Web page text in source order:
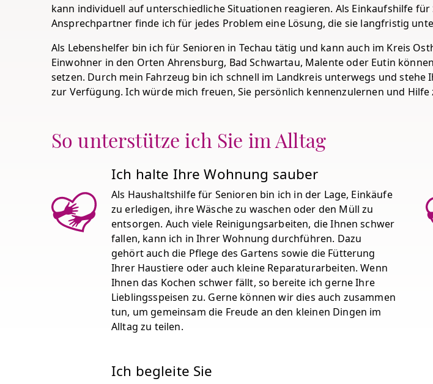
kann individuell auf unterschiedliche Situationen reagieren. Als Einkaufshilfe
Ansprechpartner finde ich für jedes Problem eine Lösung, die sie langfristig
Als Lebenshelfer bin ich für Senioren in Techau tätig und kann auch im Kreis
Einwohner in den Orten Ahrensburg, Bad Schwartau, Malente oder Eutin
setzen. Durch mein Fahrzeug bin ich schnell im Landkreis unterwegs und stehe
zur Verfügung. Ich würde mich freuen, Sie persönlich kennenzulernen und Hilfe
So unterstütze ich Sie im Alltag
Ich halte Ihre Wohnung sauber
Als Haushaltshilfe für Senioren bin ich in der Lage, Einkäufe
zu erledigen, ihre Wäsche zu waschen oder den Müll zu
entsorgen. Auch viele Reinigungsarbeiten, die Ihnen schwer
fallen, kann ich in Ihrer Wohnung durchführen. Dazu
gehört auch die Pflege des Gartens sowie die Fütterung
Ihrer Haustiere oder auch kleine Reparaturarbeiten. Wenn
Ihnen das Kochen schwer fällt, so bereite ich gerne Ihre
Lieblingsspeisen zu. Gerne können wir dies auch zusammen
tun, um gemeinsam die Freude an den kleinen Dingen im
Alltag zu teilen.
Ich begleite Sie